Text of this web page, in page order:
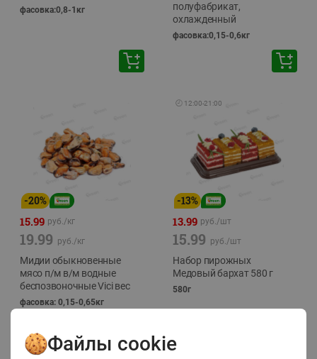
фасовка:0,8-1кг
полуфабрикат,
охлажденный
фасовка:0,15-0,6кг
-20%
15.99 руб./кг
19.99 руб./кг
Мидии обыкновенные
мясо п/м в/м водные
беспозвоночные Vici вес
фасовка: 0,15-0,65кг
🕘 12:00-21:00
-13%
13.99 руб./шт
15.99 руб./шт
Набор пирожных
Медовый бархат 580 г
580г
Файлы cookie